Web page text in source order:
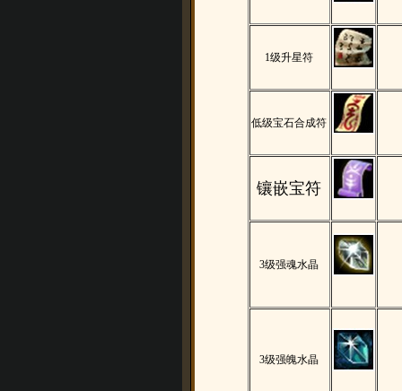
1级升星符
低级宝石合成符
镶嵌宝符
3级强魂水晶
3级强魄水晶